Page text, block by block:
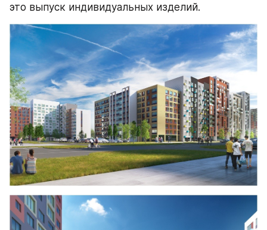
это выпуск индивидуальных изделий.